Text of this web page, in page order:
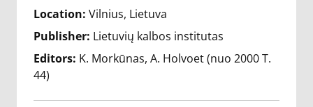
Location: Vilnius, Lietuva
Publisher: Lietuvių kalbos institutas
Editors: K. Morkūnas A. Holvoet (nuo 2000 T.
44)